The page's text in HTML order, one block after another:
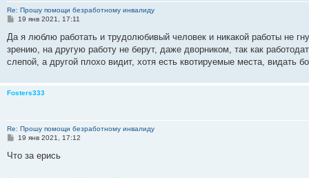
Re: Прошу помощи безработному инвалиду
С
о
щ
е
е
19 янв 2021, 17:11
Да я люблю работать и трудолюбивый человек и никакой работы не
зрению, на другую работу не берут, даже дворником, так как
слепой, а другой плохо видит, хотя есть квотируемые места, видать
Fosters333
Re: Прошу помощи безработному инвалиду
С
о
19 янв 2021, 17:12
Что за ерись